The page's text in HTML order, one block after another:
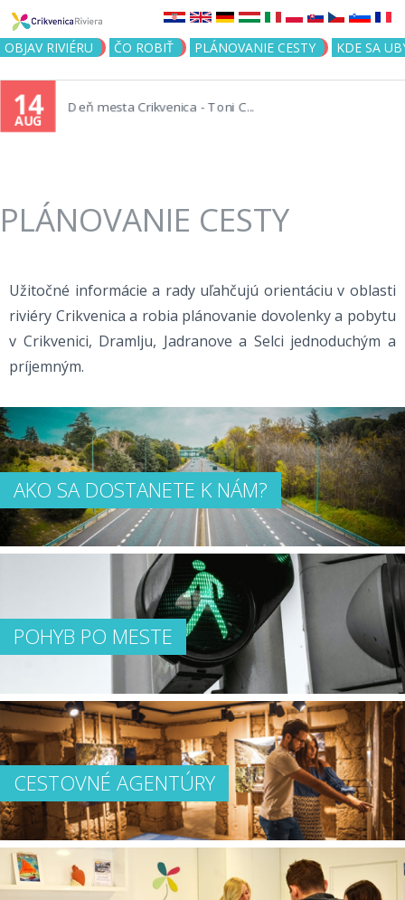
Jump to navigation
OBJAV RIVIÉRU ČO ROBIŤ PLÁNOVANIE CESTY KDE SA
14
AUG
Deň mesta Crikvenica - Toni C...
PLÁNOVANIE CESTY
Užitočné informácie a rady uľahčujú orientáciu v oblasti
riviéry Crikvenica a robia plánovanie dovolenky a pobytu
v Crikvenici, Dramlju, Jadranove a Selci jednoduchým a
príjemným.
AKO SA DOSTANETE K NÁM?
POHYB PO MESTE
CESTOVNÉ AGENTÚRY